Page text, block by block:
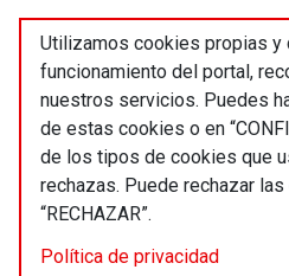
Utilizamos cookies propias y
funcionamiento del portal,
nuestros servicios. Puedes
de estas cookies o en
de los tipos de cookies que
rechazas. Puede rechazar
“RECHAZAR”.
Política de privacidad